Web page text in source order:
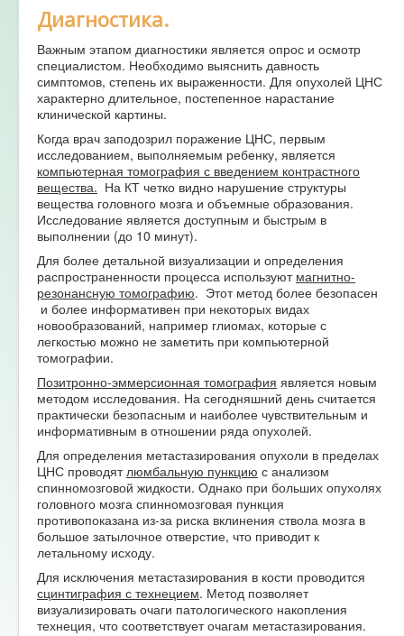
Диагностика.
Важным этапом диагностики является опрос и осмотр
специалистом. Необходимо выяснить давность
симптомов, степень их выраженности. Для опухолей ЦНС
характерно длительное, постепенное нарастание
клинической картины.
Когда врач заподозрил поражение ЦНС, первым
исследованием, выполняемым ребенку, является
компьютерная томография с введением контрастного
вещества. На КТ четко видно нарушение структуры
вещества головного мозга и объемные образования.
Исследование является доступным и быстрым в
выполнении (до 10 минут).
Для более детальной визуализации и определения
распространенности процесса используют магнитно-
резонансную томографию. Этот метод более безопасен
и более информативен при некоторых видах
новообразований, например глиомах, которые с
легкостью можно не заметить при компьютерной
томографии.
Позитронно-эммерсионная томография является новым
методом исследования. На сегодняшний день считается
практически безопасным и наиболее чувствительным и
информативным в отношении ряда опухолей.
Для определения метастазирования опухоли в пределах
ЦНС проводятлюмбальную пункцию с анализом
спинномозговой жидкости. Однако при больших опухолях
головного мозга спинномозговая пункция
противопоказана из-за риска вклинения ствола мозга в
большое затылочное отверстие, что приводит к
летальному исходу.
Для исключения метастазирования в кости проводится
сцинтиграфия с технецием. Метод позволяет
визуализировать очаги патологического накопления
технеция, что соответствует очагам метастазирования.